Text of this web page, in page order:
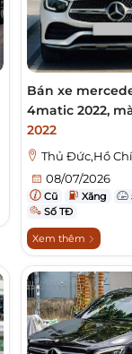
Bán xe
4matic 2022,
2022
Thủ Đức,Hồ
08/07/2026
Cũ Xăng
Số TĐ
Xem thêm